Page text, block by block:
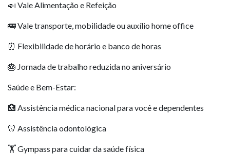
🍛 Vale Alimentação e Refeição
🚌 Vale transporte, mobilidade ou auxílio home office
⏰ Flexibilidade de horário e banco de horas
🎂 Jornada de trabalho reduzida no aniversário
Saúde e Bem-Estar:
🏥 Assistência médica nacional para você e dependentes
🦷 Assistência odontológica
🏋️ Gympass para cuidar da saúde física